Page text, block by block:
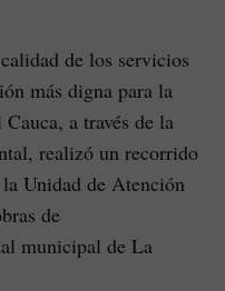
de los servicios
más digna para la
a través de la
realizó un recorrido
Unidad de Atención
de
municipal de La